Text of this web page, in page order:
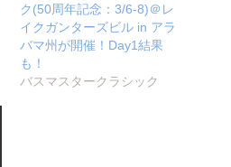
ク(50周年記念：3/6-8)＠レ
イクガンターズビル in アラ
バマ州が開催！Day1結果
も！
バスマスタークラシック